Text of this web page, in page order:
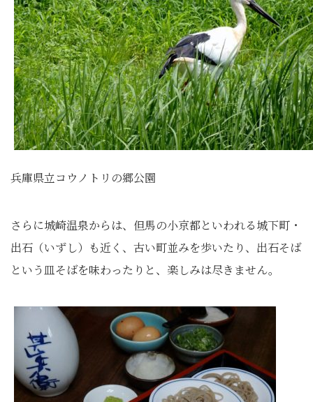
兵庫県立コウノトリの郷公園
さらに城崎温泉からは、但馬の小京都といわれる城下町・
出石（いずし）も近く、古い町並みを歩いたり、出石そば
という皿そばを味わったりと、楽しみは尽きません。